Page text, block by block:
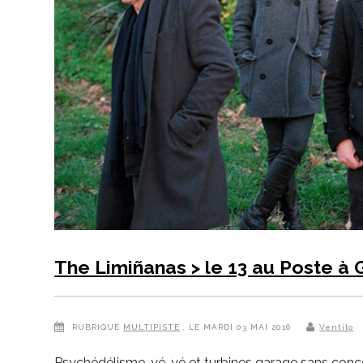
The Limiñanas > le 13 au Poste à
RUBRIQUE MULTIPISTE , LE MARDI 03 MAI 2016 Ventilo